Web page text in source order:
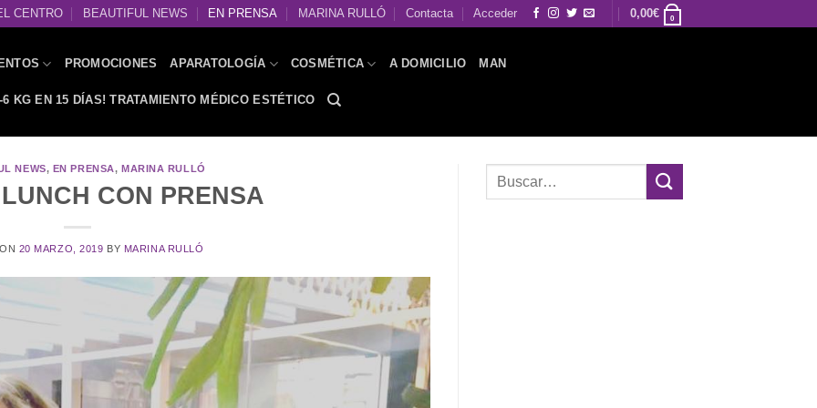
CENTRO BEAUTIFUL NEWS EN PRENSA MARINA RULLÓ Contacta Acceder 0,00€ 0
PROMOCIONES APARATOLOGÍA COSMÉTICA A DOMICILIO MAN
6 KG EN 15 DÍAS! TRATAMIENTO MÉDICO ESTÉTICO
NEWS, EN PRENSA, MARINA RULLÓ
CON PRENSA
20 MARZO, 2019 BY MARINA RULLÓ